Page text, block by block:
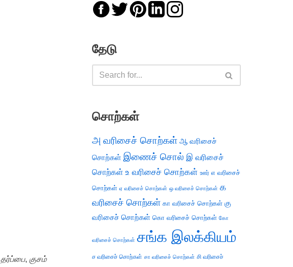
தர்ப்பை, குசம்
தேடு
சொற்கள்
அ வரிசைச் சொற்கள் ஆ வரிசைச்
சொற்கள் இணைச் சொல் இ வரிசைச்
சொற்கள் உ வரிசைச் சொற்கள் ஊர் எ வரிசைச்
சொற்கள் ஏ வரிசைச் சொற்கள் ஒ வரிசைச் சொற்கள் க
வரிசைச் சொற்கள் கா வரிசைச் சொற்கள் கு
வரிசைச் சொற்கள் கொ வரிசைச் சொற்கள் கோ
வரிசைச் சொற்கள் சங்க இலக்கியம்
ச வரிசைச் சொற்கள் சா வரிசைச் சொற்கள் சி வரிசைச்